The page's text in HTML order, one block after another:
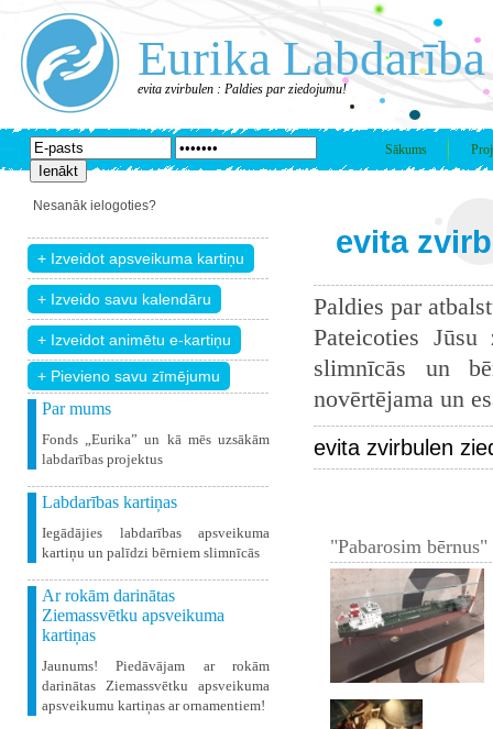
Eurika Labdarība
evita zvirbulen : Paldies par ziedojumu!
Sākums
Nesanāk ielogoties?
+ Pievieno savu zīmējumu
Par mums
Fonds „Eurika” un kā mēs uzsākām
labdarības projektus
Labdarības kartiņas
Iegādājies labdarības apsveikuma
kartiņu un palīdzi bērniem slimnīcās
Ar rokām darinātas
Ziemassvētku apsveikuma
kartiņas
Jaunums! Piedāvājam ar rokām
darinātas Ziemassvētku apsveikuma
apsveikumu kartiņas ar ornamentiem!
evita
Paldies par
Pateicoties
slimnīcās un
novērtējama un
evita zvirbulen
"Pabarosim